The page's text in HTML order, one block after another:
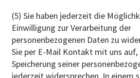
(5) Sie haben jederzeit die
Einwilligung zur Verarbeitung der
personenbezogenen Daten zu
Sie per E-Mail Kontakt mit uns auf,
Speicherung seiner
jederzeit widersprechen. In einem